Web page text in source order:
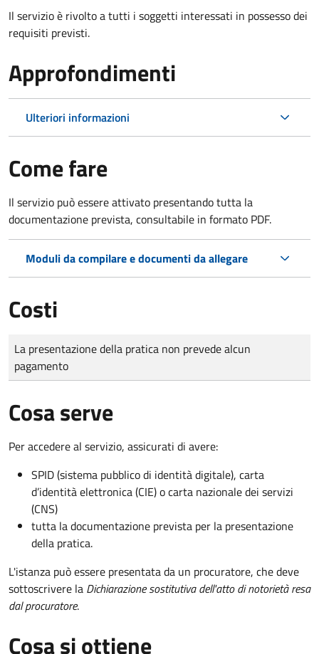
Il servizio è rivolto a tutti i soggetti interessati in possesso dei
requisiti previsti.
Approfondimenti
Ulteriori informazioni
Come fare
Il servizio può essere attivato presentando tutta la
documentazione prevista, consultabile in formato PDF.
Moduli da compilare e documenti da allegare
Costi
Tipo di pagamento
Importo
La presentazione della pratica non prevede alcun
pagamento
Cosa serve
Per accedere al servizio, assicurati di avere:
SPID (sistema pubblico di identità digitale), carta
d’identità elettronica (CIE) o carta nazionale dei servizi
(CNS)
tutta la documentazione prevista per la presentazione
della pratica.
L'istanza può essere presentata da un procuratore, che deve
sottoscrivere la Dichiarazione sostitutiva dell'atto di notorietà resa
dal procuratore.
Cosa si ottiene